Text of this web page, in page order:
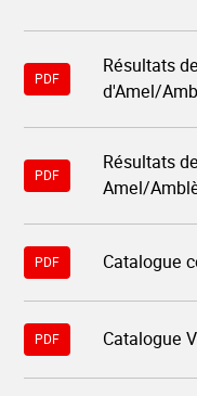
Download-
Datei
"11714-
de-
vente-
communale-
damelambleve.pdf"
PDF
Résultats
d'Amel/
Download-
Datei
"11714-
de-
la-
vente-
communale-
de-
PDF
Résultats
Amel/
Download-
Datei
catalogue-
complet-
ventes-
communales.pdf"
PDF Catalogue
Download-
Datei
catalogue-
PDF Catalogue